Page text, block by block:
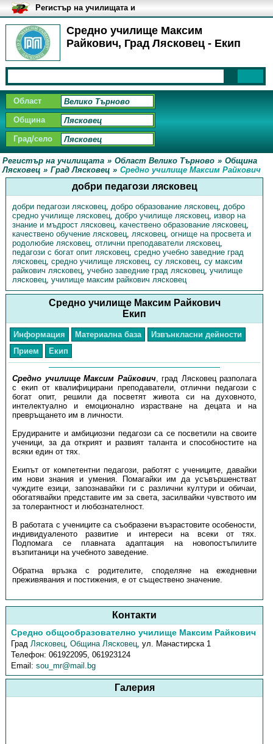
Средно училище Максим
Райкович, Град Лясковец - Екип
Регистър на училищата и
университетите в България
Област
Община
Град/село
Регистър на училищата » Област Велико Търново » Община
Лясковец » Град Лясковец » Средно училище Максим Райкович
добри педагози лясковец
добри педагози лясковец, добро образование лясковец, добро
средно училище лясковец, добро училище лясковец, извор на
знание и мъдрост лясковец, качествено образование лясковец,
качествено обучение лясковец, лясковец, огнище на просвета и
родолюбие лясковец, отлични преподаватели лясковец,
педагози с богат опит лясковец, средно учебно заведние град
лясковец, средно училище лясковец, су лясковец, су максим
райкович лясковец, учебно заведние град лясковец, училище
лясковец, училище максим райкович лясковец
Средно училище Максим Райкович
Екип
Информация Материална база
Извънкласни дейности
Прием
Екип
Средно училище Максим Райкович, град Лясковец разполага
с екип от квалифицирани преподаватели, отлични педагози с
богат опит, решили да посветят живота си на духовното,
интелектуално и емоционално израстване на децата и на
превръщането им в личности.
Ерудираните и амбициозни педагози са се посветили на своите
ученици, за да открият и развият таланта и способностите на
всяки един от тях.
Екипът от компетентни педагози, работят с учениците, давайки
им нови знания и умения. Помагайки им да усъвършенстват
чуждите езици, запознавайки ги с различни култури и обичаи,
обогатявайки представите им за света, засилвайки чувството им
за толерантност и любознателност.
В работата с учениците са съобразени възрастовите особености,
индивидуаленото развитие и интереси на всеки от тях.
Подпомага се плавната адаптация на новопостъпилите
възпитаници на учебното заведение.
Обратна връзка с родителите, споделяне на ежедневни
преживявания и постижения, е от съществено значение.
Контакти
Средно общообразователно училище Максим Райкович
ГрадЛясковец,Община Лясковец,ул. Манастирска 1
Телефон:061922095, 061923124
Email:sou_mr@mail.bg
Галерия